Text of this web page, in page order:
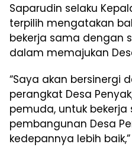
Saparudin selaku
terpilih mengatakan
bekerja sama dengan
dalam memajukan
“Saya akan bersinergi
perangkat Desa
pemuda, untuk
pembangunan Desa
kedepannya lebih